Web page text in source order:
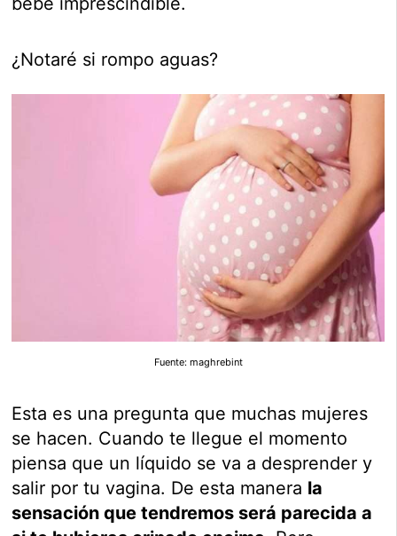
¿Notaré si rompo aguas?
Fuente: maghrebint
Esta es una pregunta que muchas mujeres
se hacen. Cuando te llegue el momento
piensa que un líquido se va a desprender y
salir por tu vagina. De esta manera la
sensación que tendremos será parecida a